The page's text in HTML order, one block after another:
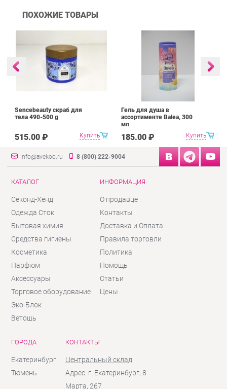
ПОХОЖИЕ ТОВАРЫ
Купить
Sencebeauty скраб для
тела 490-500 g
515.00 ₽ Купить
Гель для душа в
ассортименте Balea, 300
мл
185.00 ₽
info@avekoo.ru 8 (800) 222-9004
КАТАЛОГ
Секонд-Хенд
Одежда Сток
Бытовая химия
Средства гигиены
Косметика
Парфюм
Аксессуары
Торговое оборудование
Эко-Блок
Ветошь
ИНФОРМАЦИЯ
О продавце
Контакты
Доставка и Оплата
Правила торговли
Политика
Помощь
Статьи
Цены
ГОРОДА
Екатеринбург
Тюмень
КОНТАКТЫ
Центральный склад
Адрес: г. Екатеринбург, 8
Марта, 267